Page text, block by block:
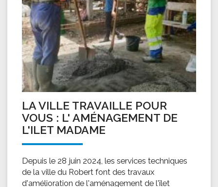
LA VILLE TRAVAILLE POUR
VOUS : L' AMÉNAGEMENT DE
L'ILET MADAME
Depuis le 28 juin 2024, les services techniques
de la ville du Robert font des travaux
d'amélioration de l'aménagement de l'îlet